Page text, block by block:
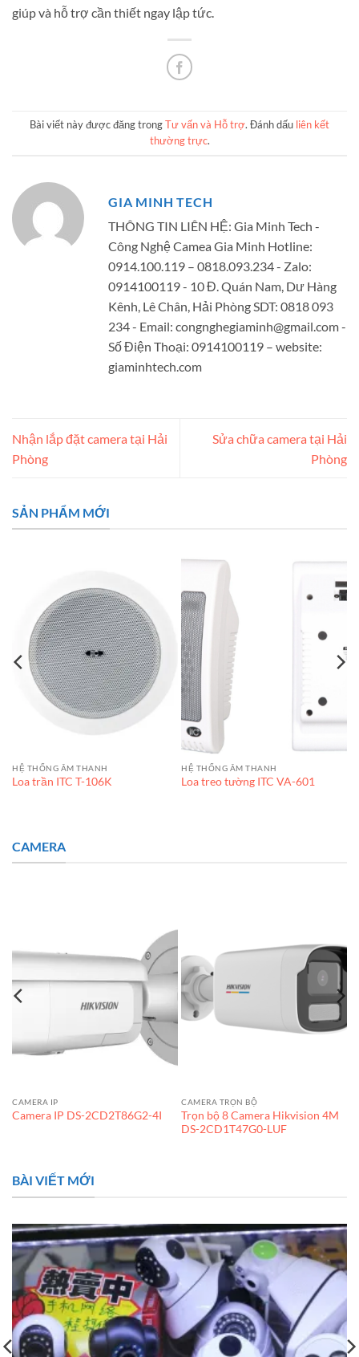
giúp và hỗ trợ cần thiết ngay lập tức.
Bài viết này được đăng trongTư vấn và Hỗ trợ. Đánh dấu liên kết
thường trực.
GIA MINH TECH
THÔNG TIN LIÊN HỆ: Gia Minh Tech -
Công Nghệ Camea Gia Minh Hotline:
0914.100.119 – 0818.093.234 - Zalo:
0914100119 - 10 Đ. Quán Nam, Dư Hàng
Kênh, Lê Chân, Hải Phòng SDT: 0818 093
234 - Email: congnghegiaminh@gmail.com-
Số Điện Thoại: 0914100119 – website:
giaminhtech.com
Nhận lắp đặt camera tại Hải
Phòng
Sửa chữa camera tại Hải
Phòng
SẢN PHẨM MỚI
HỆ THỐNG ÂM THANH
Loa trần ITC T-106K
HỆ THỐNG ÂM THANH
Loa treo tường ITC VA-601
CAMERA
CAMERA IP
Camera IP DS-2CD2T86G2-4I
CAMERA TRỌN BỘ
Trọn bộ 8 Camera Hikvision 4M
DS-2CD1T47G0-LUF
BÀI VIẾT MỚI